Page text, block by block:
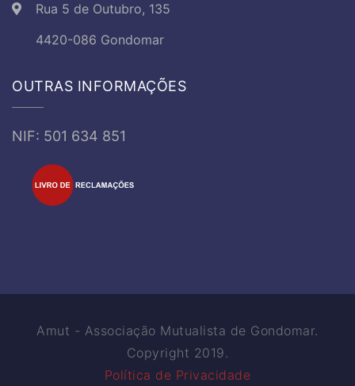
Rua 5 de Outubro, 135
4420-086 Gondomar
OUTRAS INFORMAÇÕES
NIF: 501 634 851
Amut - Associação Mutualista de Gondomar.
Copyright 2019.
Política de Privacidade